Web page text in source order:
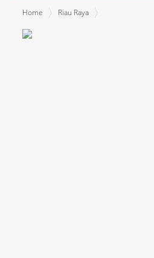
Home
Riau Raya
Wilayah Riau pada Senin 21 Agustus 2023